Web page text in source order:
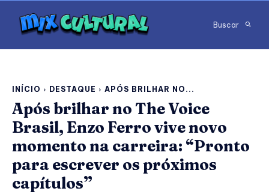
Buscar
INÍCIO DESTAQUE APÓS BRILHAR NO...
Após brilhar no The Voice
Brasil, Enzo Ferro vive novo
momento na carreira: “Pronto
para escrever os próximos
capítulos”